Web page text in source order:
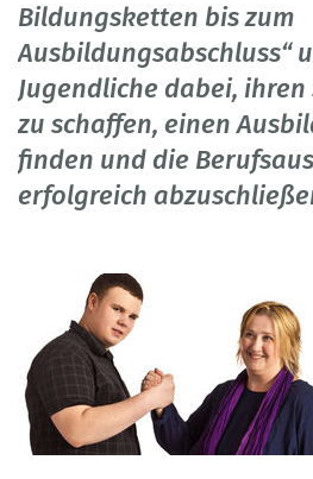
Bildungsketten bis zum
Ausbildungsabschluss“
Jugendliche dabei,
zu schaffen, einen
finden und die
erfolgreich